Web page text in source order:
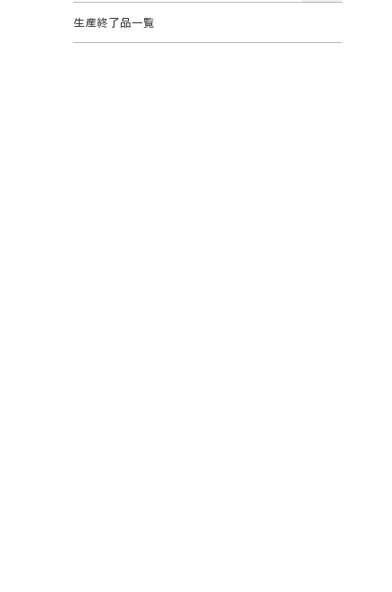
生産終了品一覧